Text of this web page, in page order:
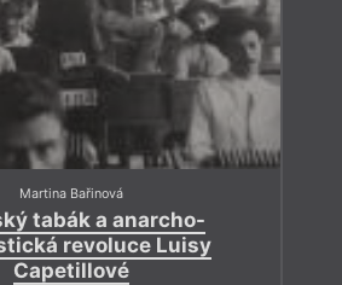
Martina Bařinová
tabák a anarcho-
revoluce Luisy
Capetillové